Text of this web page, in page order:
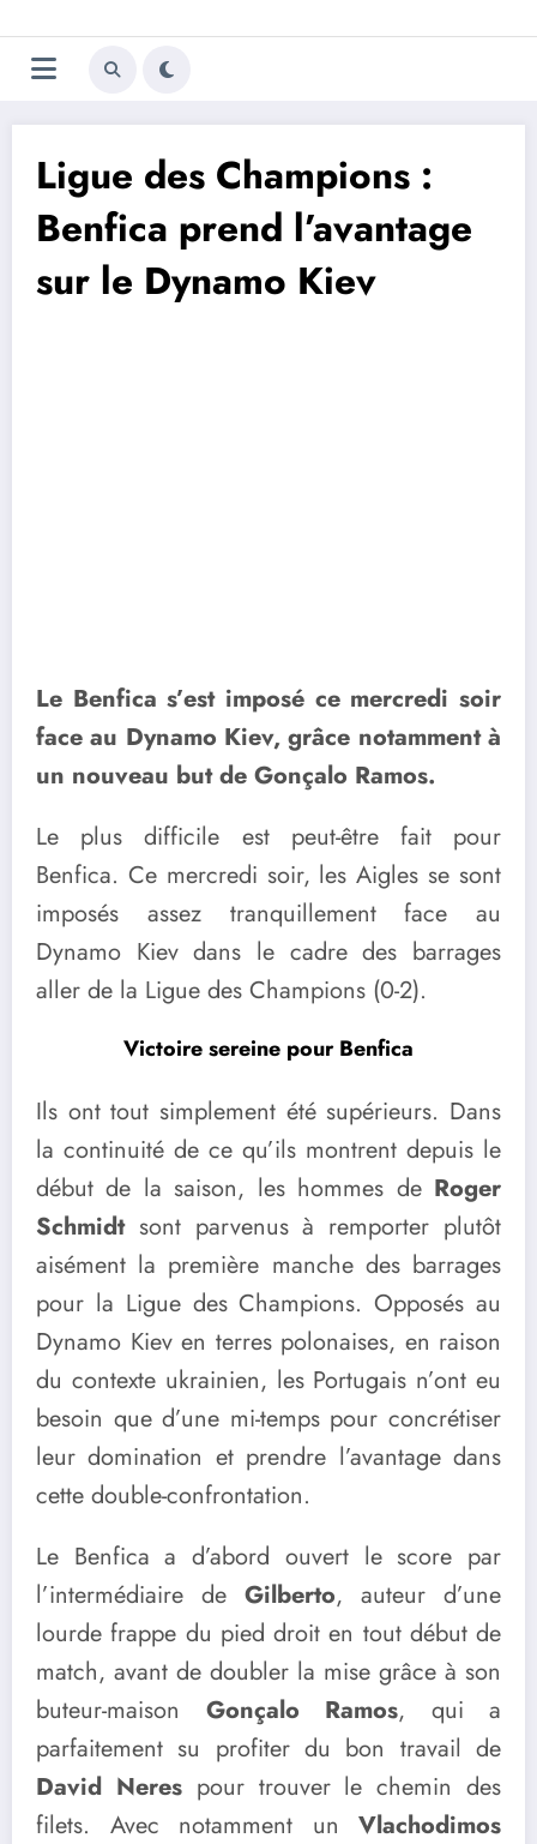
au
contenu
Trivela
L'actualité du football
Ligue des Champions :
Benfica prend l’avantage
sur le Dynamo Kiev
Le Benfica s’est imposé ce mercredi soir
face au Dynamo Kiev, grâce notamment à
un nouveau but de Gonçalo Ramos.
Le plus difficile est peut-être fait pour
Benfica. Ce mercredi soir, les Aigles se sont
imposés assez tranquillement face au
Dynamo Kiev dans le cadre des barrages
aller de la Ligue des Champions (0-2).
Victoire sereine pour Benfica
Ils ont tout simplement été supérieurs. Dans
la continuité de ce qu’ils montrent depuis le
début de la saison, les hommes de Roger
Schmidtsont parvenus à remporter plutôt
aisément la première manche des barrages
pour la Ligue des Champions. Opposés au
Dynamo Kiev en terres polonaises, en raison
du contexte ukrainien, les Portugais n’ont eu
besoin que d’une mi-temps pour concrétiser
leur domination et prendre l’avantage dans
cette double-confrontation.
Le Benfica a d’abord ouvert le score par
l’intermédiaire de Gilberto, auteur d’une
lourde frappe du pied droit en tout début de
match, avant de doubler la mise grâce à son
buteur-maison Gonçalo Ramos, qui a
parfaitement su profiter du bon travail de
David Nerespour trouver le chemin des
filets. Avec notamment un Vlachodimos